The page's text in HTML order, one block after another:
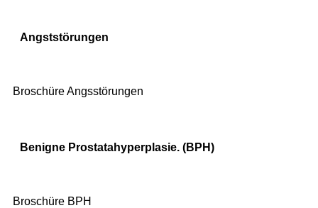
Angststörungen
Broschüre Angsstörungen
Benigne Prostatahyperplasie. (BPH)
Broschüre BPH